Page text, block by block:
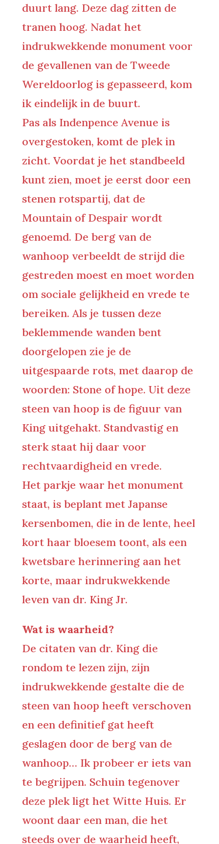
duurt lang. Deze dag zitten de
tranen hoog. Nadat het
indrukwekkende monument voor
de gevallenen van de Tweede
Wereldoorlog is gepasseerd, kom
ik eindelijk in de buurt.
Pas als Indenpence Avenue is
overgestoken, komt de plek in
zicht. Voordat je het standbeeld
kunt zien, moet je eerst door een
stenen rotspartij, dat de
Mountain of Despair wordt
genoemd. De berg van de
wanhoop verbeeldt de strijd die
gestreden moest en moet worden
om sociale gelijkheid en vrede te
bereiken. Als je tussen deze
beklemmende wanden bent
doorgelopen zie je de
uitgespaarde rots, met daarop de
woorden: Stone of hope. Uit deze
steen van hoop is de figuur van
King uitgehakt. Standvastig en
sterk staat hij daar voor
rechtvaardigheid en vrede.
Het parkje waar het monument
staat, is beplant met Japanse
kersenbomen, die in de lente, heel
kort haar bloesem toont, als een
kwetsbare herinnering aan het
korte, maar indrukwekkende
leven van dr. King Jr.
Wat is waarheid?
De citaten van dr. King die
rondom te lezen zijn, zijn
indrukwekkende gestalte die de
steen van hoop heeft verschoven
en een definitief gat heeft
geslagen door de berg van de
wanhoop… Ik probeer er iets van
te begrijpen. Schuin tegenover
deze plek ligt het Witte Huis. Er
woont daar een man, die het
steeds over de waarheid heeft,